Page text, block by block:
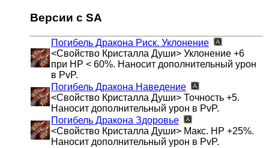
Версии с SA
Погибель Дракона Риск. Уклонение
<Свойство Кристалла Души> Уклонение +6
при HP < 60%. Наносит дополнительный урон
в PvP.
Погибель Дракона Наведение
<Свойство Кристалла Души> Точность +5.
Наносит дополнительный урон в PvP.
Погибель Дракона Здоровье
<Свойство Кристалла Души> Макс. HP +25%.
Наносит дополнительный урон в PvP.